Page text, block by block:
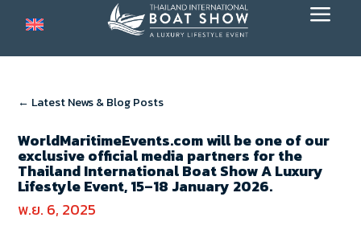
a
← Latest News & Blog Posts
WorldMaritimeEvents.com will be one of our
exclusive official media partners for the
Thailand International Boat Show A Luxury
Lifestyle Event, 15–18 January 2026.
พ.ย. 6, 2025